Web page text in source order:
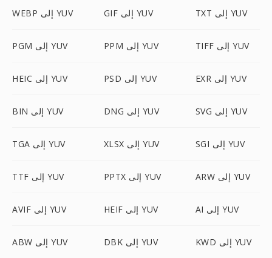
WEBP إلى YUV GIF إلى YUV TXT إلى YUV
PGM إلى YUV PPM إلى YUV TIFF إلى YUV
HEIC إلى YUV PSD إلى YUV EXR إلى YUV
BIN إلى YUV DNG إلى YUV SVG إلى YUV
TGA إلى YUV XLSX إلى YUV SGI إلى YUV
TTF إلى YUV PPTX إلى YUV ARW إلى YUV
AVIF إلى YUV HEIF إلى YUV AI إلى YUV
ABW إلى YUV DBK إلى YUV KWD إلى YUV